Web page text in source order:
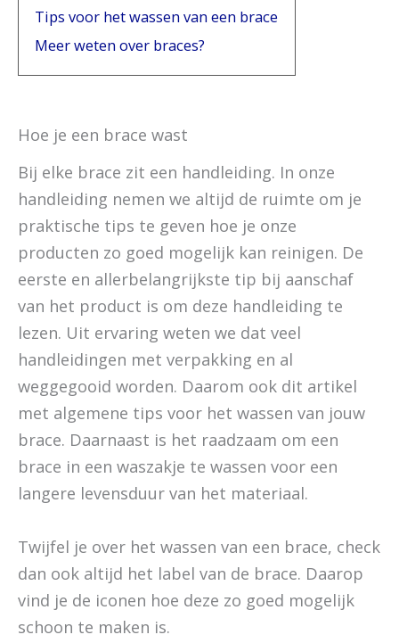
Tips voor het wassen van een brace
Meer weten over braces?
Hoe je een brace wast
Bij elke brace zit een handleiding. In onze
handleiding nemen we altijd de ruimte om je
praktische tips te geven hoe je onze
producten zo goed mogelijk kan reinigen. De
eerste en allerbelangrijkste tip bij aanschaf
van het product is om deze handleiding te
lezen. Uit ervaring weten we dat veel
handleidingen met verpakking en al
weggegooid worden. Daarom ook dit artikel
met algemene tips voor het wassen van jouw
brace. Daarnaast is het raadzaam om een
brace in een waszakje te wassen voor een
langere levensduur van het materiaal.
Twijfel je over het wassen van een brace, check
dan ook altijd het label van de brace. Daarop
vind je de iconen hoe deze zo goed mogelijk
schoon te maken is.